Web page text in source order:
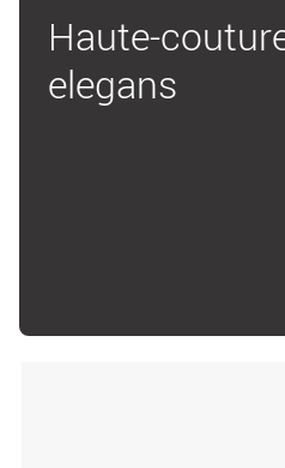
Haute-
elegans